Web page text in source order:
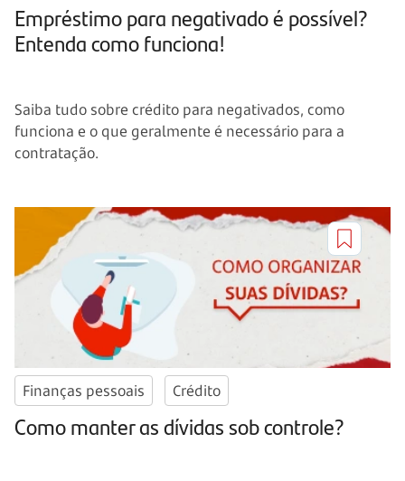
Empréstimo para negativado é possível?
Entenda como funciona!
Saiba tudo sobre crédito para negativados, como
funciona e o que geralmente é necessário para a
contratação.
Finanças pessoais Crédito
Como manter as dívidas sob controle?